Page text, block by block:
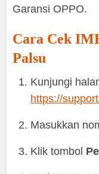
Garansi OPPO.
Cara Cek
Palsu
Kunjungi
https://
Masukkan
Klik tombol